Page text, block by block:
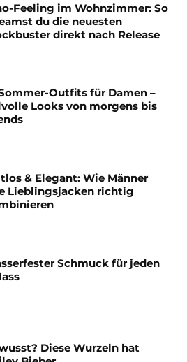
Feeling im Wohnzimmer: So
du die neuesten
direkt nach Release
Outfits für Damen –
Looks von morgens bis
& Elegant: Wie Männer
Lieblingsjacken richtig
Schmuck für jeden
Diese Wurzeln hat